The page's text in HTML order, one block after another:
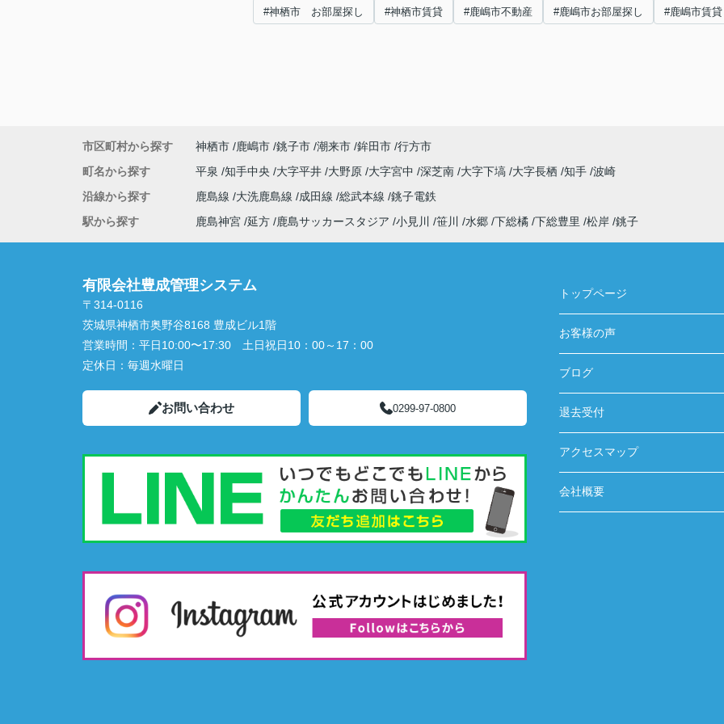
#神栖市 お部屋探し #神栖市賃貸 #鹿嶋市不動産 #鹿嶋市お部屋探し #鹿嶋市賃貸
市区町村から探す 神栖市 鹿嶋市 銚子市 潮来市 鉾田市 行方市
町名から探す
平泉 知手中央 大字平井 大野原 大字宮中 深芝南 大字下塙 大字長栖 知手 波崎
沿線から探す
鹿島線 大洗鹿島線 成田線 総武本線 銚子電鉄
駅から探す
鹿島神宮 延方 鹿島サッカースタジア 小見川 笹川 水郷 下総橘 下総豊里 松岸 銚子
有限会社豊成管理システム
〒314-0116
茨城県神栖市奥野谷8168 豊成ビル1階
営業時間： 平日10:00〜17:30 土日祝日10：00～17：00
定休日： 毎週水曜日
お問い合わせ 0299-97-0800
トップページ
お客様の声
ブログ
退去受付
アクセスマップ
会社概要